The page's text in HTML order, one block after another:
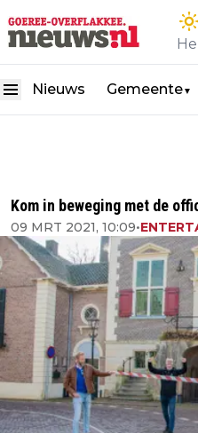
Nieuws Gemeente▼
Kom in beweging met de
09 MRT 2021, 10:09•